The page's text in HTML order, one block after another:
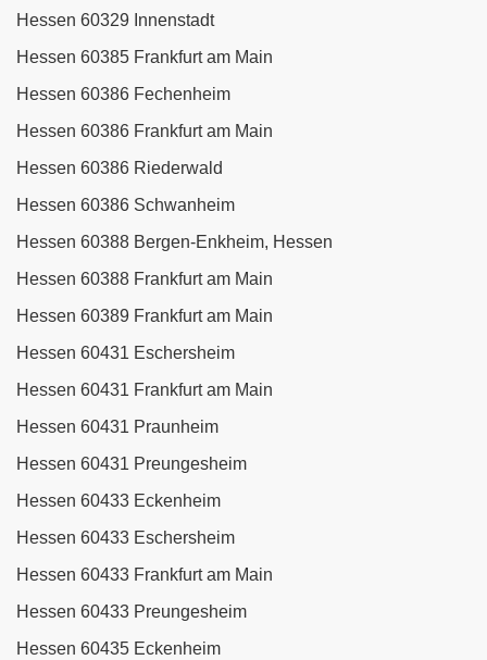
Hessen 60329 Innenstadt
Hessen 60385 Frankfurt am Main
Hessen 60386 Fechenheim
Hessen 60386 Frankfurt am Main
Hessen 60386 Riederwald
Hessen 60386 Schwanheim
Hessen 60388 Bergen-Enkheim, Hessen
Hessen 60388 Frankfurt am Main
Hessen 60389 Frankfurt am Main
Hessen 60431 Eschersheim
Hessen 60431 Frankfurt am Main
Hessen 60431 Praunheim
Hessen 60431 Preungesheim
Hessen 60433 Eckenheim
Hessen 60433 Eschersheim
Hessen 60433 Frankfurt am Main
Hessen 60433 Preungesheim
Hessen 60435 Eckenheim